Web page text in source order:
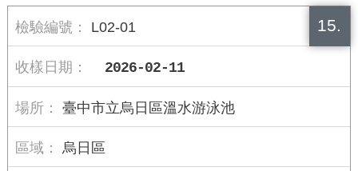
15.
L02-01
2026-02-11
臺中市立烏日區溫水游泳池
烏日區